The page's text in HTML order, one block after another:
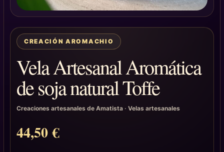
CREACIÓN AROMACHIO
Vela Artesanal Aromática
de soja natural Toffe
Creaciones artesanales de Amatista · Velas artesanales
44,50€